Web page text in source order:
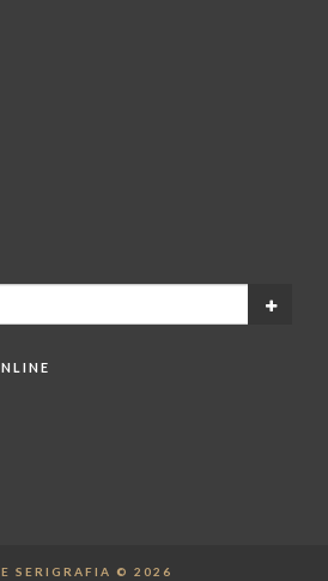
SERIGRAFIA © 2026